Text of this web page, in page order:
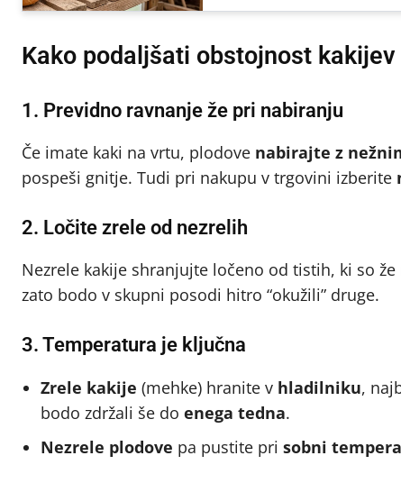
Kako podaljšati obstojnost kakijev
1. Previdno ravnanje že pri nabiranju
Če imate kaki na vrtu, plodove nabirajte z
pospeši gnitje. Tudi pri nakupu v trgovini izberite
2. Ločite zrele od nezrelih
Nezrele kakije shranjujte ločeno od tistih, ki so
zato bodo v skupni posodi hitro “okužili” druge.
3. Temperatura je ključna
Zrele kakije (mehke) hranite v hladilniku,
bodo zdržali še do enega tedna.
Nezrele plodove pa pustite pri sobni